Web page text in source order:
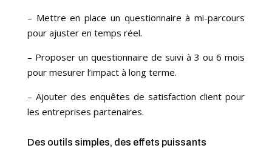
– Mettre en place un questionnaire à mi-parcours
pour ajuster en temps réel.
– Proposer un questionnaire de suivi à 3 ou 6 mois
pour mesurer l’impact à long terme.
– Ajouter des enquêtes de satisfaction client pour
les entreprises partenaires.
Des outils simples, des effets puissants